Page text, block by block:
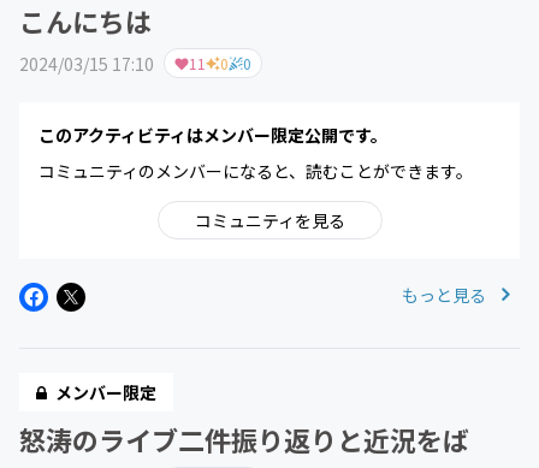
こんにちは
2024/03/15 17:10 11 0 0
このアクティビティはメンバー限定公開です。
コミュニティのメンバーになると、読むことができます。
コミュニティを見る
もっと見る
メンバー限定
怒涛のライブ二件振り返りと近況をば